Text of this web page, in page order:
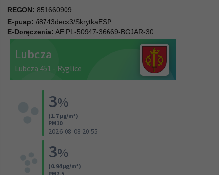
REGON: 851660909
E-puap: /i8743decx3/SkrytkaESP
E-Doręczenia: AE:PL-50947-36669-BGJAR-30